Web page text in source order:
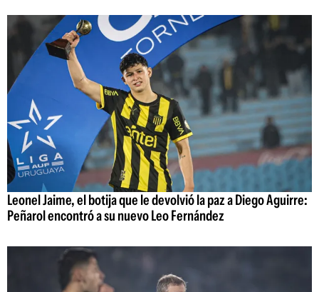
Leonel Jaime, el botija que le devolvió la paz a Diego Aguirre:
Peñarol encontró a su nuevo Leo Fernández